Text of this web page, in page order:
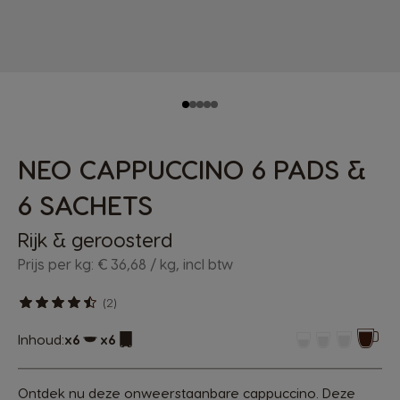
NEO CAPPUCCINO 6 PADS &
6 SACHETS
Rijk & geroosterd
Prijs per kg: € 36,68 / kg, incl btw
(2)
Inhoud:x6 x6
Ontdek nu deze onweerstaanbare cappuccino. Deze